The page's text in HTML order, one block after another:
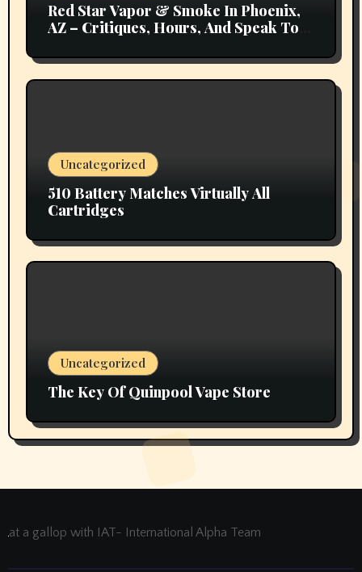
Red Star Vapor & Smoke In Phoenix,
AZ – Critiques, Hours, And Speak To
Uncategorized
510 Battery Matches Virtually All
Cartridges
Uncategorized
The Key Of Quinpool Vape Store
at a gallop with IAT- International Alpha Team